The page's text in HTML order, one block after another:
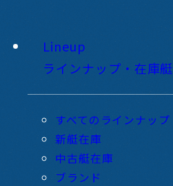
Lineup
ラインナップ・在庫艇
すべてのラインナップ
新艇在庫
中古艇在庫
ブランド